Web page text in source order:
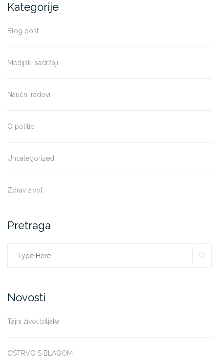
Kategorije
Blog post
Medijski sadržaji
Naučni radovi
O politici
Uncategorized
Zdrav život
Pretraga
Search
Novosti
Tajni život biljaka
OSTRVO S BLAGOM